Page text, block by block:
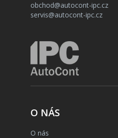
obchod@autocont-ipc.cz
servis@autocont-ipc.cz
O NÁS
O nás